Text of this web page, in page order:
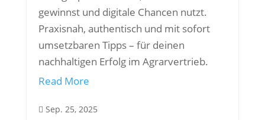
gewinnst und digitale Chancen nutzt.
Praxisnah, authentisch und mit sofort
umsetzbaren Tipps – für deinen
nachhaltigen Erfolg im Agrarvertrieb.
Read More
 Sep. 25, 2025